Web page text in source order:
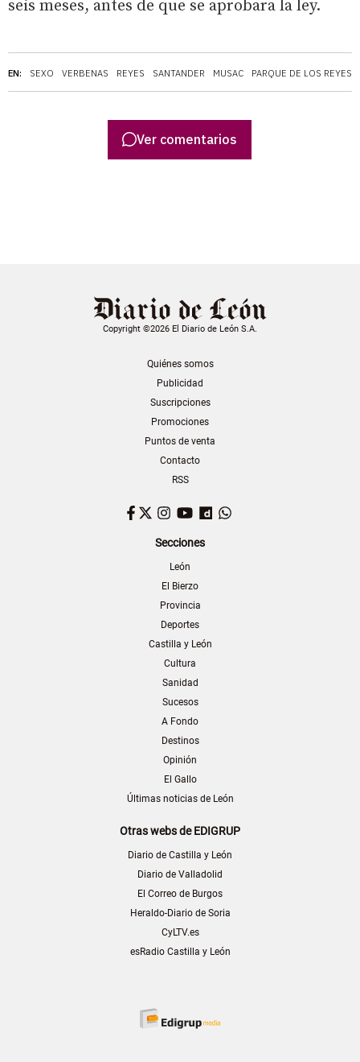
EN: SEXO VERBENAS REYES SANTANDER MUSAC PARQUE DE LOS REYES
seis meses, antes de que se aprobara la ley.
Ver comentarios
Copyright ©2026 El Diario de León S.A.
Quiénes somos
Publicidad
Suscripciones
Promociones
Puntos de venta
Contacto
RSS
Facebook
TwitterInstagram
YouTubeDailymotion
Secciones
León
El Bierzo
Provincia
Deportes
Castilla y León
Cultura
Sanidad
Sucesos
A Fondo
Destinos
Opinión
El Gallo
Últimas noticias de León
Otras webs de EDIGRUP
Diario de Castilla y León
Diario de Valladolid
El Correo de Burgos
Heraldo-Diario de Soria
CyLTV.es
esRadio Castilla y León